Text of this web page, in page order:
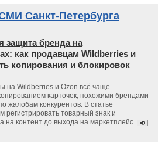
Санкт-Петербурга
защита бренда на
как продавцам Wildberries и
копирования и блокировок
на Wildberries и Ozon всё чаще
карточек, похожими брендами
жалобам конкурентов. В статье
регистрировать товарный знак и
на контент до выхода на маркетплейс.